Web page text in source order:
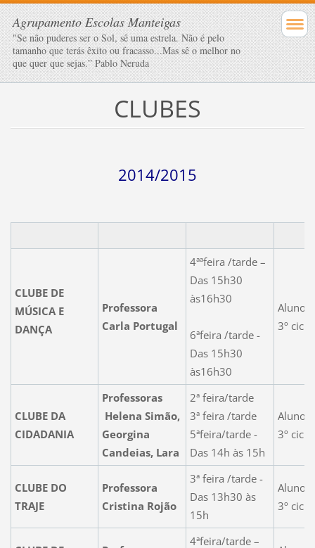
Agrupamento Escolas Manteigas
"Se não puderes ser o Sol, sê uma estrela. Não é pelo
tamanho que terás êxito ou fracasso...Mas sê o melhor no
que quer que sejas.” Pablo Neruda
CLUBES
2014/2015
CLUBE DE
MÚSICA E
DANÇA
Professora
Carla Portugal
4ªªfeira /tarde –
Das 15h30
às16h30
6ªfeira /tarde -
Das 15h30
às16h30
Alunos
3º ciclo
CLUBE DA
CIDADANIA
Professoras
Helena Simão,
Georgina
Candeias, Lara
2ª feira/tarde
3ª feira /tarde
5ªfeira/tarde -
Das 14h às 15h
Alunos
3º ciclo
CLUBE DO
TRAJE
Professora
Cristina Rojão
3ª feira /tarde -
Das 13h30 às
15h
Alunos
3º ciclo
4ªfeira/tarde –